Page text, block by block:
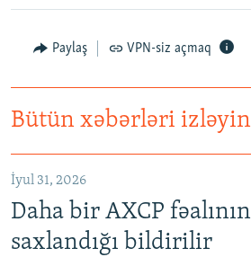
Paylaş VPN-siz açmaq
Bütün xəbərləri izləyin
İyul 31, 2026
Daha bir AXCP fəalının
saxlandığı bildirilir